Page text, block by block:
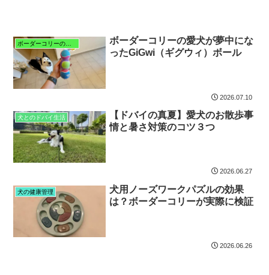
ボーダーコリーの特徴と暮らし
ボーダーコリーの愛犬が夢中にな
ったGiGwi（ギグウィ）ボール
2026.07.10
犬とのドバイ生活
【ドバイの真夏】愛犬のお散歩事
情と暑さ対策のコツ３つ
2026.06.27
犬の健康管理
犬用ノーズワークパズルの効果
は？ボーダーコリーが実際に検証
2026.06.26